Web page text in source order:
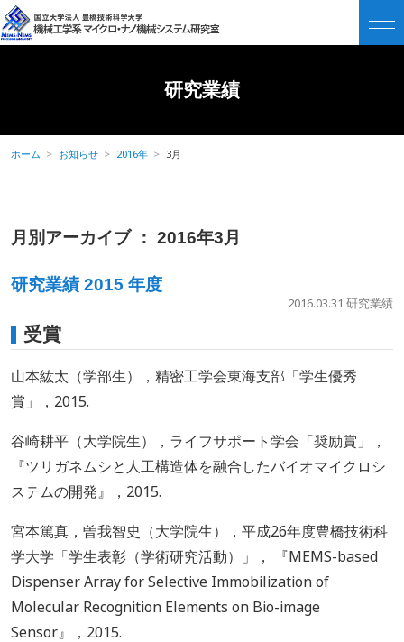
研究業績
ホーム お知らせ 2016年 3月
月別アーカイブ ： 2016年3月
研究業績 2015 年度
2016.03.31 研究業績
受賞
山本紘太（学部生），精密工学会東海支部「学生優秀
賞」，2015.
谷崎耕平（大学院生），ライフサポート学会「奨励賞」，
『ツリガネムシと人工構造体を融合したバイオマイクロシ
ステムの開発』，2015.
宮本篤真，曽我智史（大学院生），平成26年度豊橋技術科
学大学「学生表彰（学術研究活動）」， 『MEMS-based
Dispenser Array for Selective Immobilization of
Molecular Recognition Elements on Bio-image
Sensor』，2015.